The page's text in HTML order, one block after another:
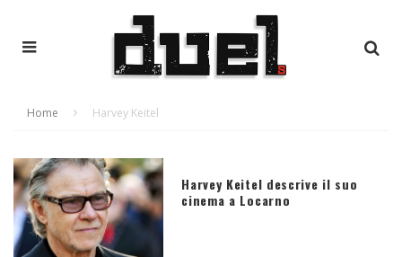
Home Harvey Keitel
Harvey Keitel descrive il suo
cinema a Locarno